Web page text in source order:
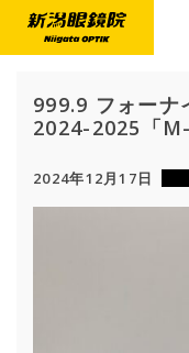
999.9 フォーナ
2024-2025「
2024年12月17日